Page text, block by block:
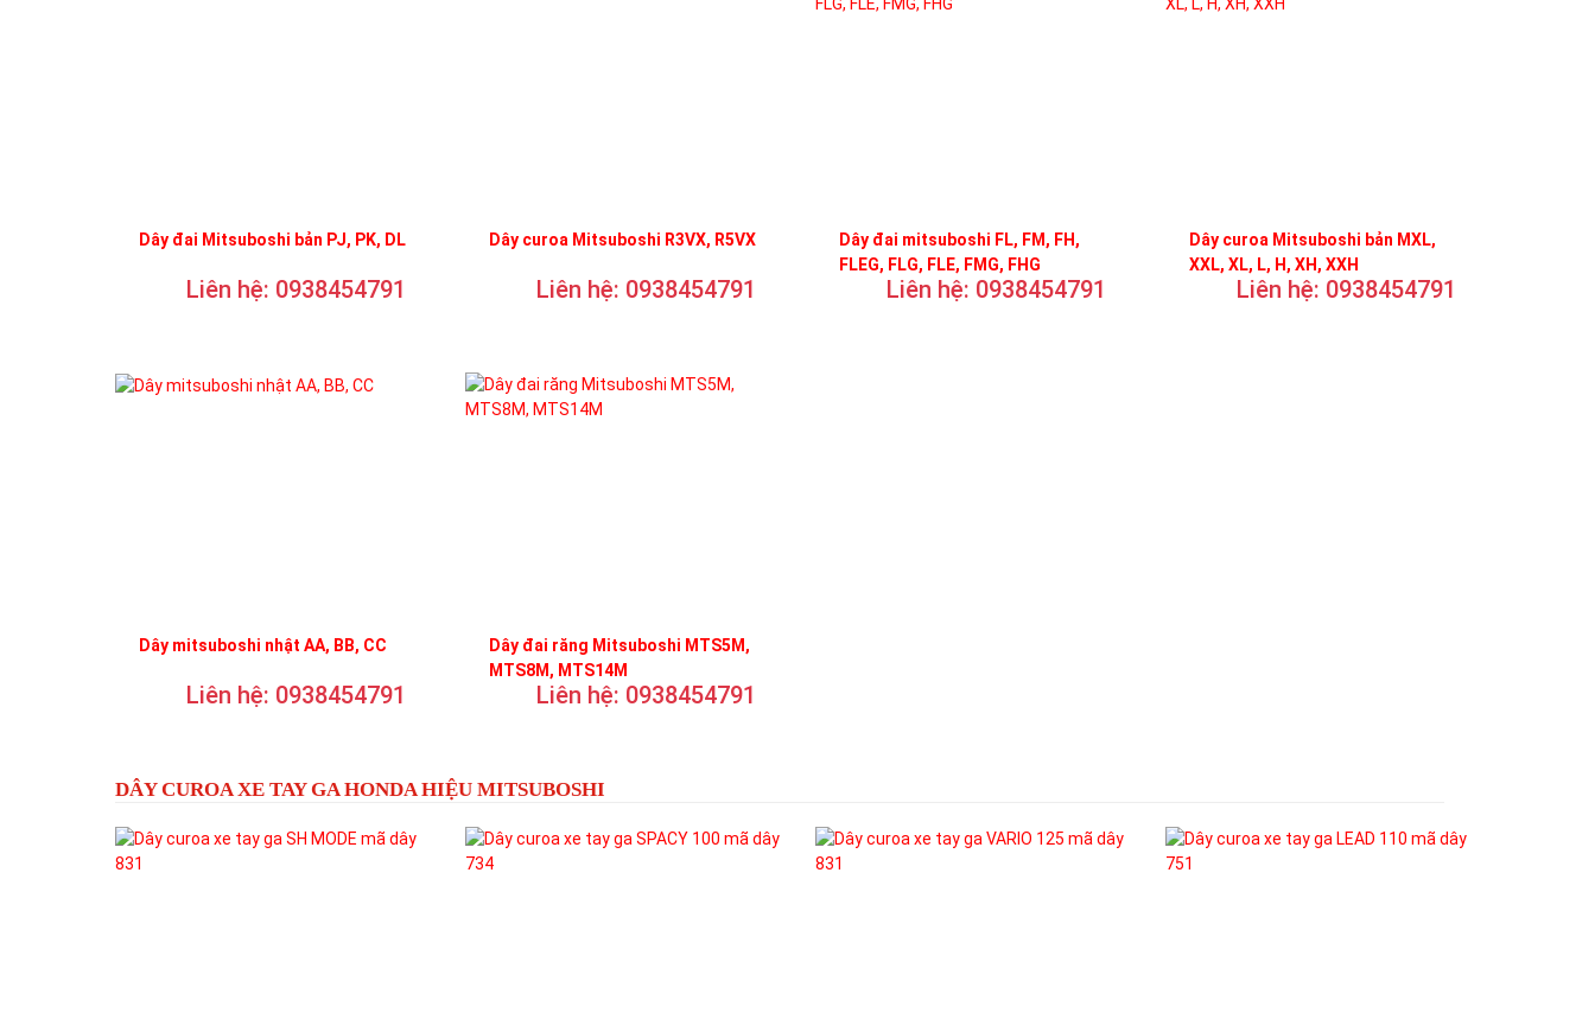
Dây đai Mitsuboshi bản PJ, PK, DL
Liên hệ: 0938454791
Dây curoa Mitsuboshi R3VX, R5VX
Liên hệ: 0938454791
Dây đai mitsuboshi FL, FM, FH,
FLEG, FLG, FLE, FMG, FHG
Liên hệ: 0938454791
Dây curoa Mitsuboshi bản MXL,
XXL, XL, L, H, XH, XXH
Liên hệ: 0938454791
Dây mitsuboshi nhật AA, BB, CC
Liên hệ: 0938454791
Dây đai răng Mitsuboshi MTS5M,
MTS8M, MTS14M
Liên hệ: 0938454791
DÂY CUROA XE TAY GA HONDA HIỆU MITSUBOSHI